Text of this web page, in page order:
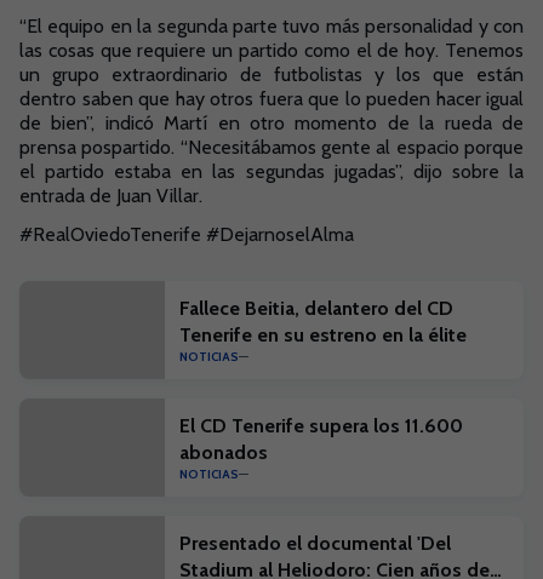
“El equipo en la segunda parte tuvo más personalidad y con
las cosas que requiere un partido como el de hoy. Tenemos
un grupo extraordinario de futbolistas y los que están
dentro saben que hay otros fuera que lo pueden hacer igual
de bien”, indicó Martí en otro momento de la rueda de
prensa pospartido. “Necesitábamos gente al espacio porque
el partido estaba en las segundas jugadas”, dijo sobre la
entrada de Juan Villar.
#RealOviedoTenerife #DejarnoselAlma
Fallece Beitia, delantero del CD
Tenerife en su estreno en la élite
NOTICIAS
El CD Tenerife supera los 11.600
abonados
NOTICIAS
Presentado el documental 'Del
Stadium al Heliodoro: Cien años de